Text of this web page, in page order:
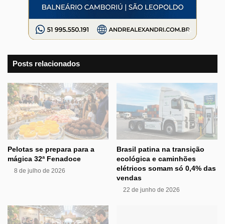
Posts relacionados
Pelotas se prepara para a
mágica 32ª Fenadoce
8 de julho de 2026
Brasil patina na transição
ecológica e caminhões
elétricos somam só 0,4% das
vendas
22 de junho de 2026